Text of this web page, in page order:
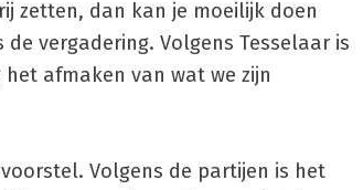
zetten, dan kan je moeilijk doen
vergadering. Volgens Tesselaar is
afmaken van wat we zijn
Volgens de partijen is het